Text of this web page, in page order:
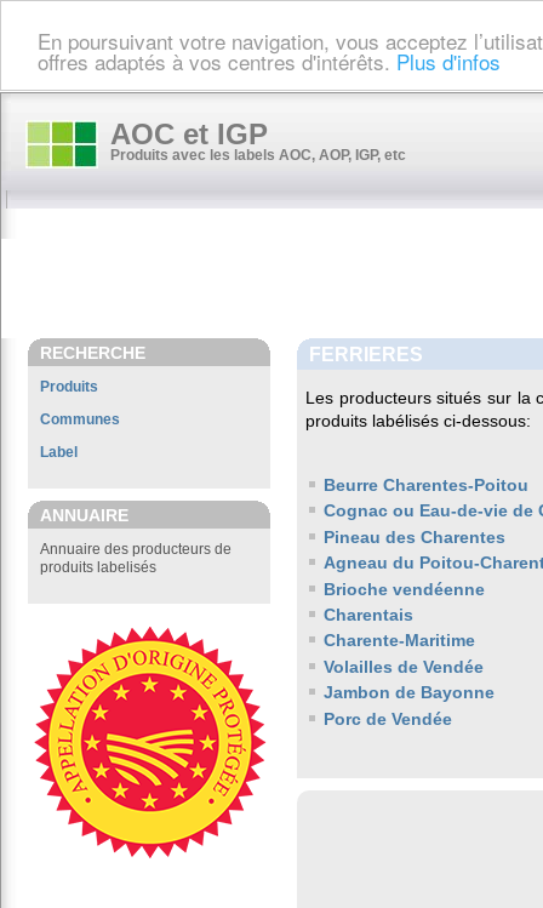
En poursuivant votre navigation, vous acceptez
offres adaptés à vos centres d'intérêts. Plus d'infos
AOC et IGP
Produits avec les labels AOC, AOP, IGP, etc
RECHERCHE
Produits
Communes
Label
ANNUAIRE
Annuaire des producteurs de
produits labelisés
FERRIERES
Les producteurs situés sur la
produits labélisés ci-dessous:
Beurre Charentes-Poitou
Cognac ou Eau-de-vie de
Pineau des Charentes
Agneau du Poitou-
Brioche vendéenne
Charentais
Charente-Maritime
Volailles de Vendée
Jambon de Bayonne
Porc de Vendée